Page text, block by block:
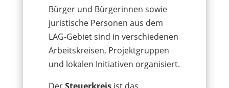
Bürger und Bürgerinnen sowie
juristische Personen aus dem
LAG-Gebiet sind in verschiedenen
Arbeitskreisen, Projektgruppen
und lokalen Initiativen organisiert.